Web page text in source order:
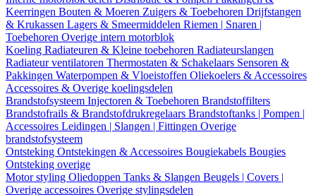
Keerringen Bouten & Moeren Zuigers & Toebehoren Drijfstangen
& Krukassen Lagers & Smeermiddelen Riemen | Snaren |
Toebehoren Overige intern motorblok
Koeling Radiateuren & Kleine toebehoren Radiateurslangen
Radiateur ventilatoren Thermostaten & Schakelaars Sensoren &
Pakkingen Waterpompen & Vloeistoffen Oliekoelers & Accessoires
Accessoires & Overige koelingsdelen
Brandstofsysteem Injectoren & Toebehoren Brandstoffilters
Brandstofrails & Brandstofdrukregelaars Brandstoftanks | Pompen |
Accessoires Leidingen | Slangen | Fittingen Overige
brandstofsysteem
Ontsteking Ontstekingen & Accessoires Bougiekabels Bougies
Ontsteking overige
Motor styling Oliedoppen Tanks & Slangen Beugels | Covers |
Overige accessoires Overige stylingsdelen